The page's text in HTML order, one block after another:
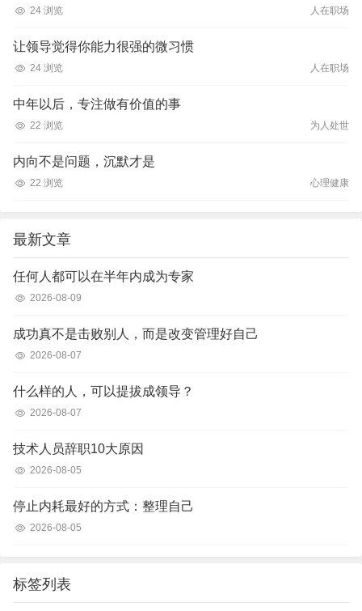
24 浏览 人在职场
让领导觉得你能力很强的微习惯
24 浏览 人在职场
中年以后，专注做有价值的事
22 浏览 为人处世
内向不是问题，沉默才是
22 浏览 心理健康
最新文章
任何人都可以在半年内成为专家
2026-08-09
成功真不是击败别人，而是改变管理好自己
2026-08-07
什么样的人，可以提拔成领导？
2026-08-07
技术人员辞职10大原因
2026-08-05
停止内耗最好的方式：整理自己
2026-08-05
标签列表